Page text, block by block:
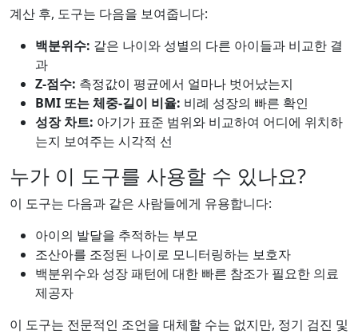
계산 후, 도구는 다음을 보여줍니다:
백분위수: 같은 나이와 성별의 다른 아이들과 비교한 결
과
Z-점수: 측정값이 평균에서 얼마나 벗어났는지
BMI 또는 체중-길이 비율: 비례 성장의 빠른 확인
성장 차트: 아기가 표준 범위와 비교하여 어디에 위치하
는지 보여주는 시각적 선
누가 이 도구를 사용할 수 있나요?
이 도구는 다음과 같은 사람들에게 유용합니다:
아이의 발달을 추적하는 부모
조산아를 조정된 나이로 모니터링하는 보호자
백분위수와 성장 패턴에 대한 빠른 참조가 필요한 의료
제공자
이 도구는 전문적인 조언을 대체할 수는 없지만, 정기 검진 및